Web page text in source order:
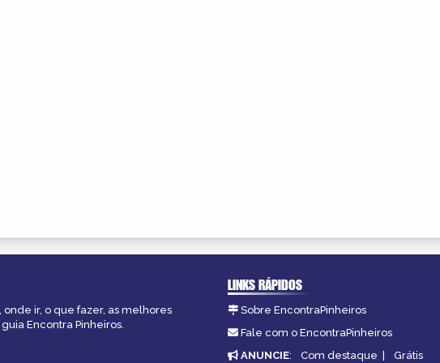
ir, o que fazer, as melhores
Encontra Pinheiros.
LINKS RÁPIDOS
Sobre EncontraPinheiros
Fale com o EncontraPinheiros
ANUNCIE: Com destaque | Grátis